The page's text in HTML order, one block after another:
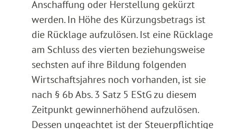
Anschaffung oder Herstellung gekürzt
werden. In Höhe des Kürzungsbetrags ist
die Rücklage aufzulösen. Ist eine Rücklage
am Schluss des vierten beziehungsweise
sechsten auf ihre Bildung folgenden
Wirtschaftsjahres noch vorhanden, ist sie
nach § 6b Abs. 3 Satz 5 EStG zu diesem
Zeitpunkt gewinnerhöhend aufzulösen.
Dessen ungeachtet ist der Steuerpflichtige